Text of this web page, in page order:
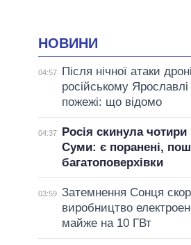
НОВИНИ
04:57
Після нічної атаки
російському
пожежі: що відомо
04:37
Росія скинула
Суми: є поранені,
багатоповерхівки
03:59 Затемнення Сонця
виробництво
майже на 10 ГВт